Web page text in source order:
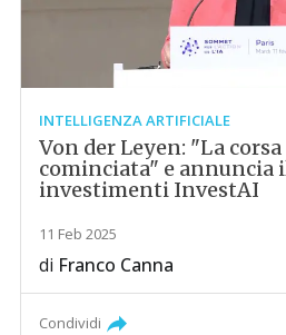
INTELLIGENZA ARTIFICIALE
Von der Leyen: "La
cominciata" e annuncia
investimenti InvestAI
11 Feb 2025
di Franco Canna
Condividi